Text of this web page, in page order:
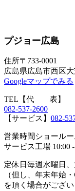
プジョー広島
住所〒733-0001
広島県広島市西区
Googleマップでみる
TEL 【代 表】
082-537-2600
【サービス】 082-
営業時間 ショールー
サービス工場 10:00
定休日 毎週水曜日、
（但し、年末年始
を頂く場合がござい